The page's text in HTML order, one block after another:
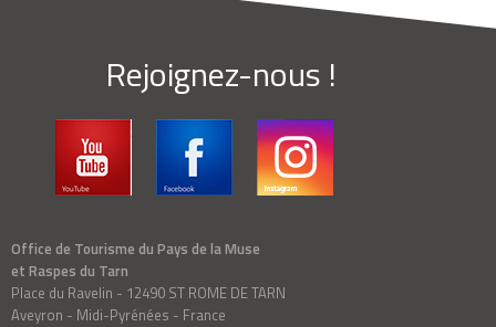
Rejoignez-nous !
Office de Tourisme du Pays de la Muse
et Raspes du Tarn
Place du Ravelin - 12490 ST ROME DE TARN
Aveyron - Midi-Pyrénées - France